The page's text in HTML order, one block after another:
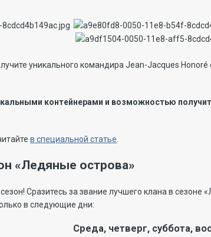
уникального командира Jean-Jacques
контейнерами и возможностью
в специальной статье
«Ледяные острова»
Сразитесь за звание лучшего клана в
в следующие дни:
Среда, четверг, суббота,